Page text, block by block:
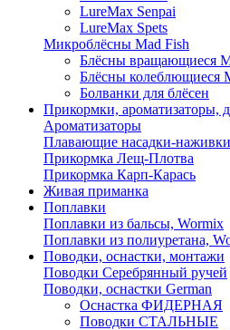
LureMax Senpai
LureMax Spets
Микроблёсны Mad Fish
Блёсны вращающиеся
Блёсны колеблющиеся
Болванки для блёсен
Прикормки, ароматизаторы,
Ароматизаторы
Плавающие насадки-наживки
Прикормка Лещ-Плотва
Прикормка Карп-Карась
Живая приманка
Поплавки
Поплавки из бальсы, Wormix
Поплавки из полиуретана,
Поводки, оснастки, монтажи
Поводки Серебрянный ручей
Поводки, оснастки German
Оснастка ФИДЕРНАЯ
Поводки СТАЛЬНЫЕ